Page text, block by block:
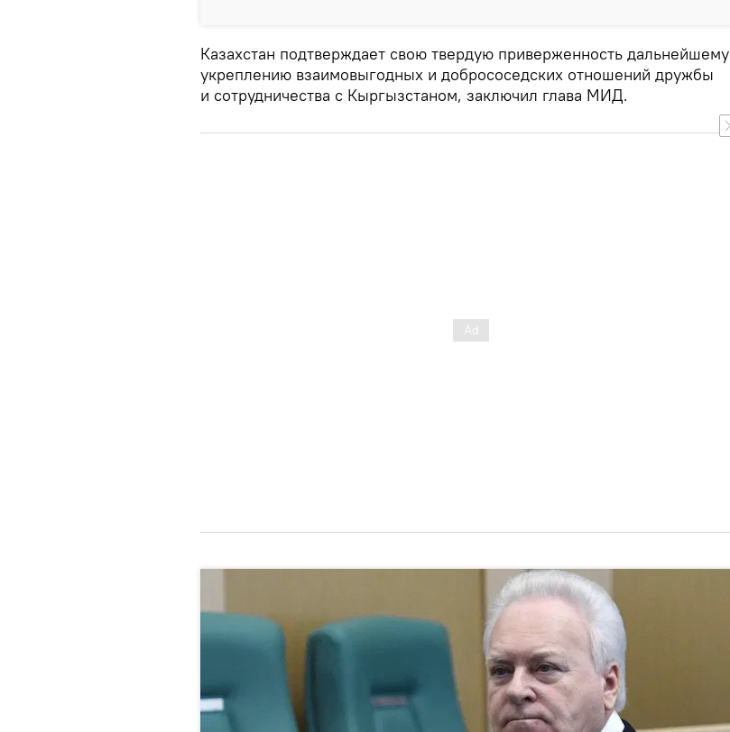
Казахстан подтверждает свою твердую приверженность дальнейшему
укреплению взаимовыгодных и добрососедских отношений дружбы
и сотрудничества с Кыргызстаном, заключил глава МИД.